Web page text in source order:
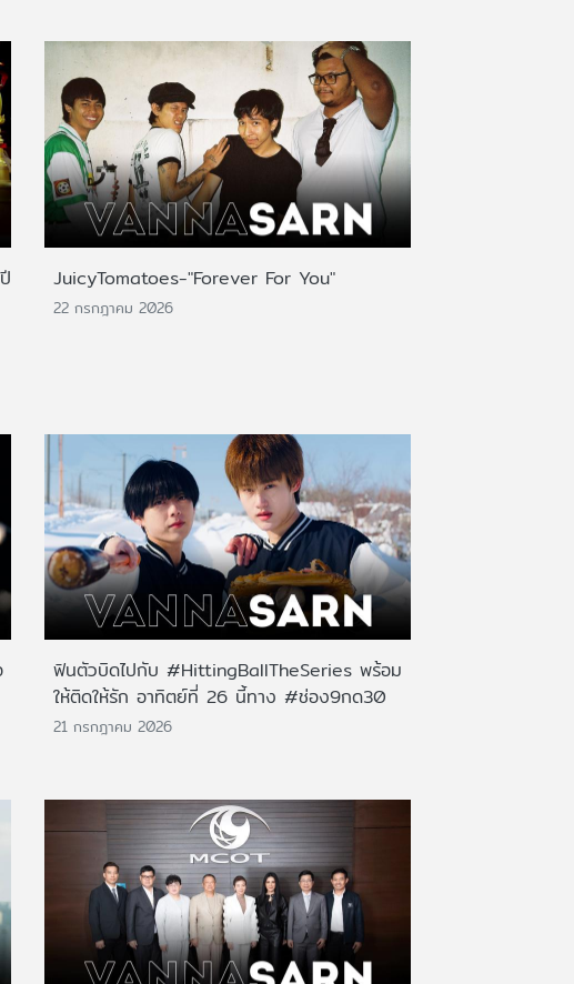
JuicyTomatoes-"Forever For You"
22 กรกฎาคม 2026
ฟินตัวบิดไปกับ #HittingBallTheSeries พร้อม
ให้ติดให้รัก อาทิตย์ที่ 26 นี้ทาง #ช่อง9กด30
21 กรกฎาคม 2026